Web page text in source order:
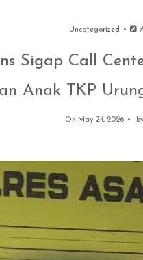
Uncategorized
Sigap Call
Anak TKP
On May 24, 2026 by